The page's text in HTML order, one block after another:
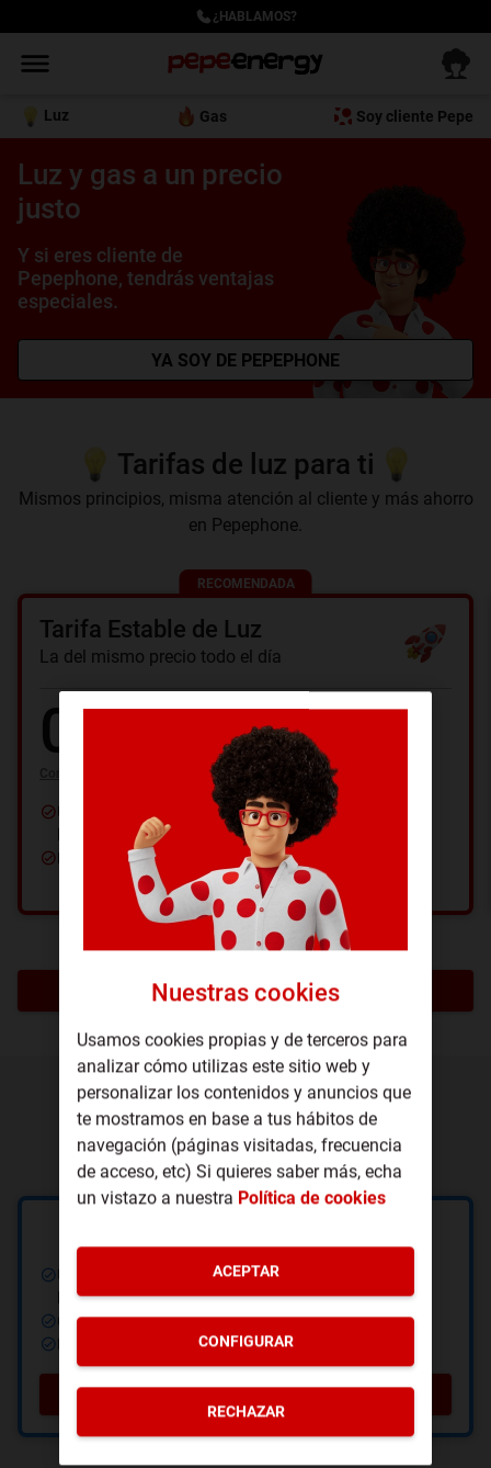
¿HABLAMOS?
Luz Gas Soy cliente Pepe
Luz y gas a un precio
justo
Y si eres cliente de
Pepephone, tendrás ventajas
especiales.
YA SOY DE PEPEPHONE
Tarifas de luz para ti
Mismos principios, misma atención al cliente y más ahorro
en Pepephone.
RECOMENDADA
Tarifa Estable de Luz
La del mismo precio todo el día
0
€/kWh
Una tarifa con el mismo precio durante todo el día, para
los próximos 6 meses.
No tendrás permanencia ni ataduras.
VER TARIFAS
Tarifas de gas para ti
Aún más ahorro con el Gas de Pepeenergy.
Una tarifa con el mismo precio durante todo el día, para
los próximos 6 meses.
Compensamos la huella de carbono.
No tendrás permanencia ni ataduras.
VER DETALLES
Nuestras cookies
Usamos cookies propias y de terceros para
analizar cómo utilizas este sitio web y
personalizar los contenidos y anuncios que
te mostramos en base a tus hábitos de
navegación (páginas visitadas, frecuencia
de acceso, etc) Si quieres saber más, echa
un vistazo a nuestra Política de cookies
RECHAZAR
ACEPTAR
CONFIGURAR